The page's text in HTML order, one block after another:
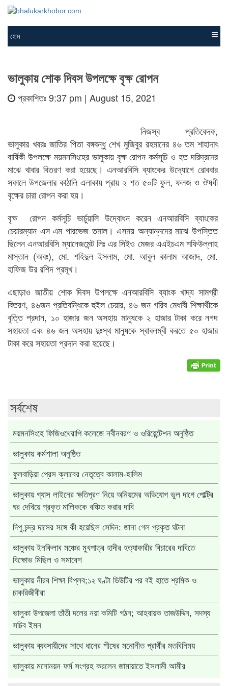
হোম
ভালুকায় শোক দিবস উপলক্ষে বৃক্ষ রোপন
প্রকাশিতঃ 9:37 pm | August 15, 2021
নিজস্ব প্রতিবেদক,
ভালুকার খবরঃ জাতির পিতা বঙ্গবন্ধু শেখ মুজিবুর রহমানের ৪৬ তম শাহাদাৎ
বার্ষিকী উপলক্ষে ময়মনসিংহের ভালুকায় বৃক্ষ রোপন কর্মসূচি ও হত দরিদ্রদের
মাঝে খাবার বিতরণ করা হয়েছে। এনআরবিসি ব্যাংকের উদ্যোগে রোববার
সকালে উপজেলার কাঠালি এলাকায় প্রায় ২ শত ৫০টি ফুল, ফলজ ও ঔষধী
বৃক্ষের চারা রোপন করা হয়।
বৃক্ষ রোপন কর্মসূচি ভার্চুয়ালি উদ্বোধন করেন এনআরবিসি ব্যাংকের
চেয়ারম্যান এস এম পারভেজ তমাল। এসময় অন্যান্নদের মাঝে উপস্তিত
ছিলেন এনআরবিসি ম্যানেজমেন্ট লিঃ এর সিইও মেজর এএইচএম শফিউল্লাহ
মাস্তান (অবঃ), মো. শহিদুল ইসলাম, মো. আবুল কালাম আজাদ, মো.
হাফিজ উর রশিদ প্রমূখ।
এছাড়াও জাতীয় শোক দিবস উপলক্ষে এনআরবিসি ব্যাংক খাদ্য সামগ্রী
বিতরণ, ৪৬জন প্রতিবন্ধিকে হুইল চেয়ার, ৪৬ জন গরিব মেধাবী শিক্ষার্থীকে
বৃত্তি প্রদান, ১০ হাজার জন অসহায় মানুষকে ২ হাজার টাকা করে নগদ
সহায়তা এবং ৪৬ জন অসহায় দুঃস্থ মানুষকে স্বাবলম্বী করতে ৫০ হাজার
টাকা করে সহায়তা প্রদান করা হয়েছে।
সর্বশেষ
ময়মনসিংহে ফিজিওথেরাপি কলেজে নবীনবরণ ও ওরিয়েন্টেশন অনুষ্ঠিত
ভালুকায় কর্মশালা অনুষ্ঠিত
ফুলবাড়িয়া প্রেস ক্লাবের নেতৃত্বে কালাম-হালিম
ভালুকায় গ্যাস লাইনের ক্ষতিপূরণ নিয়ে অনিয়মের অভিযোগ ভুল দাগে পোল্ট্রি
ঘর দেখিয়ে প্রকৃত মালিককে বঞ্চিত করার দাবি
দিপু চন্দ্র দাসের সঙ্গে কী হয়েছিল সেদিন: জানা গেল প্রকৃত ঘটনা
ভালুকায় ইনকিলাব মঞ্চের মুখপাত্র হাদীর হত্যাকারীর বিচারের দাবিতে
বিক্ষোভ মিছিল ও সমাবেশ
ভালুকায় নীরব শিক্ষা বিপ্লব;১২ ঘণ্টা ডিউটির পর বই হাতে শ্রমিক ও
চাকরিজীবীরা
ভালুকা উপজেলা তাঁতী দলের নয়া কমিটি গঠন; আহবায়ক তাজউদ্দিন, সদস্য
সচিব ইমন
ভালুকায় ব্যবসায়ীদের সাথে ধানের শীষের মনোনীত প্রার্থীর মতবিনিময়
ভালুকায় মনোনয়ন ফর্ম সংগ্রহ করলেন জামায়াতে ইসলামী আমীর